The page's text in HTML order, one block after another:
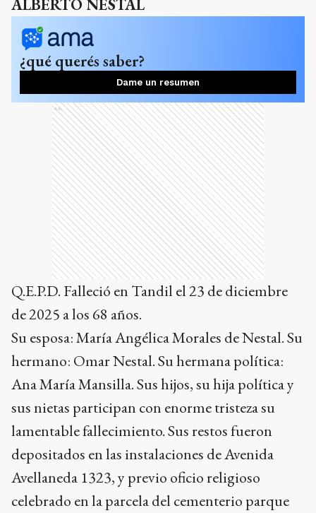
ALBERTO NESTAL
¿qué querés saber?
Dame un resumen
Ads
Q.E.P.D. Falleció en Tandil el 23 de diciembre
de 2025 a los 68 años.
Su esposa: María Angélica Morales de Nestal.Su
hermano: Omar Nestal. Su hermana política:
Ana María Mansilla.Sus hijos, su hija política y
sus nietas participan con enorme tristeza su
lamentable fallecimiento. Sus restos fueron
depositados en las instalaciones de Avenida
Avellaneda 1323, y previo oficio religioso
celebrado en la parcela del cementerio parque